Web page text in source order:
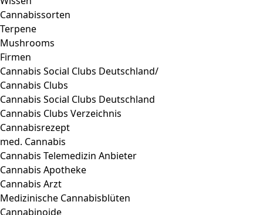
Cannabissorten
Terpene
Mushrooms
Firmen
Cannabis Social Clubs Deutschland/
Cannabis Clubs
Cannabis Social Clubs Deutschland
Cannabis Clubs Verzeichnis
Cannabisrezept
med. Cannabis
Cannabis Telemedizin Anbieter
Cannabis Apotheke
Cannabis Arzt
Medizinische Cannabisblüten
Cannabinoide